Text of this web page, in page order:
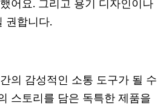
어요. 그리고 용기 디자인이나
권합니다.
의 감성적인 소통 도구가 될 수
스토리를 담은 독특한 제품을